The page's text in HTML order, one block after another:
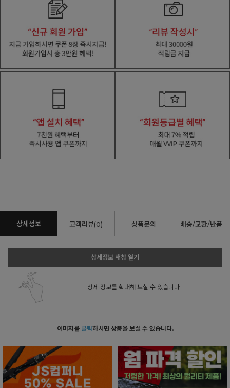
상세정보 고객리뷰(0) 상품문의 배송/교환/반품
상세정보 새창 열기
상세 정보를 확대해 보실 수 있습니다.
이미지를 클릭하시면 상품을 보실 수 있습니다.